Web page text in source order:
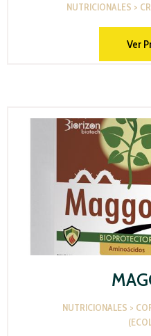
NUTRICIONALES >
Ver
NUTRICIONALES >